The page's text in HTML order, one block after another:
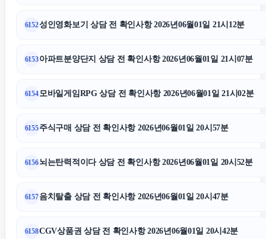
6152성인영화보기 상담 전 확인사항 2026년06월01일 21시12분
6153아파트분양단지 상담 전 확인사항 2026년06월01일 21시07분
6154모바일게임RPG 상담 전 확인사항 2026년06월01일 21시02분
6155주식구매 상담 전 확인사항 2026년06월01일 20시57분
6156뇌는탄력적이다 상담 전 확인사항 2026년06월01일 20시52분
6157음치탈출 상담 전 확인사항 2026년06월01일 20시47분
6158CGV상품권 상담 전 확인사항 2026년06월01일 20시42분